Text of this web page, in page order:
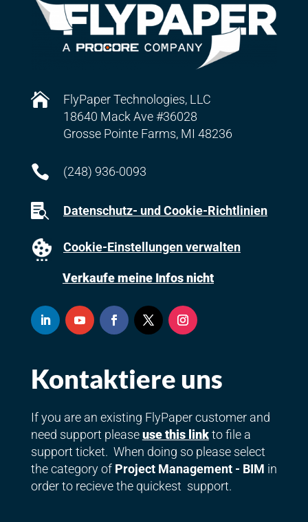

FlyPaper Technologies, LLC
18640 Mack Ave #36028
Grosse Pointe Farms, MI 48236
 (248) 936-0093
 Datenschutz- und Cookie-Richtlinien
Cookie-Einstellungen verwalten
Verkaufe meine Infos nicht
Kontaktiere uns
If you are an existing FlyPaper customer and
need support pleaseuse this linkto file a
support ticket. When doing so please select
the category of Project Management - BIM in
order to recieve the quickest support.